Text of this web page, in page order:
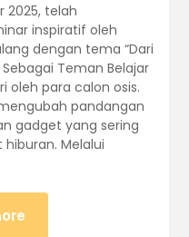
2025, telah
inspiratif oleh
dengan tema “Dari
Teman Belajar
oleh para calon osis.
pandangan
gadget yang sering
Melalui